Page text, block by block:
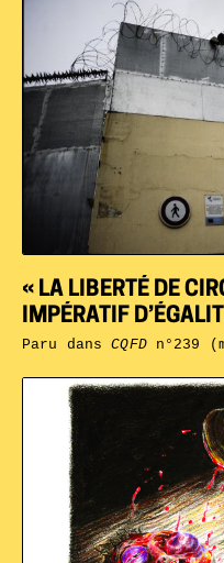
« LA LIBERTÉ DE
IMPÉRATIF
Paru dansCQFDn°239